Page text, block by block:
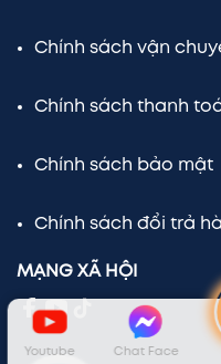
Youtube Chat Face
Chính sách vận
Chính sách thanh
Chính sách bảo mật
Chính sách đổi trả
MẠNG XÃ HỘI